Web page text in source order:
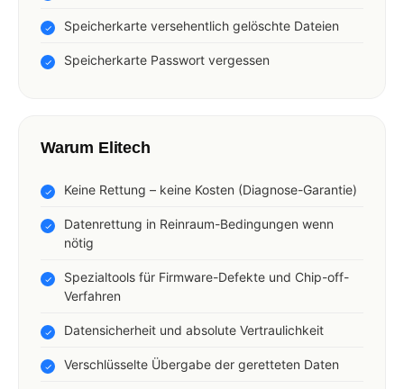
Speicherkarte versehentlich gelöschte Dateien
Speicherkarte Passwort vergessen
Warum Elitech
Keine Rettung – keine Kosten (Diagnose-Garantie)
Datenrettung in Reinraum-Bedingungen wenn
nötig
Spezialtools für Firmware-Defekte und Chip-off-
Verfahren
Datensicherheit und absolute Vertraulichkeit
Verschlüsselte Übergabe der geretteten Daten